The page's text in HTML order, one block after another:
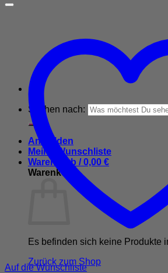
Suchen nach:
Anmelden
Meine Wunschliste
Warenkorb /0,00 €
Warenkorb
Es befinden sich keine Produkte
Zurück zum Shop
Auf die Wunschliste